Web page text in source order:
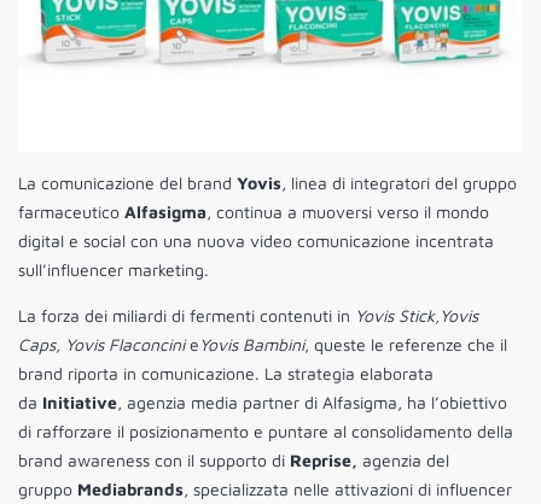
La comunicazione del brand Yovis, linea di integratori del gruppo
farmaceutico Alfasigma, continua a muoversi verso il mondo
digital e social con una nuova video comunicazione incentrata
sull’influencer marketing.
La forza dei miliardi di fermenti contenuti in Yovis Stick,Yovis
Caps, Yovis FlaconcinieYovis Bambini, queste le referenze che il
brand riporta in comunicazione. La strategia elaborata
da Initiative, agenzia media partner di Alfasigma, ha l’obiettivo
di rafforzare il posizionamento e puntare al consolidamento della
brand awareness con il supporto di Reprise, agenzia del
gruppo Mediabrands, specializzata nelle attivazioni di influencer